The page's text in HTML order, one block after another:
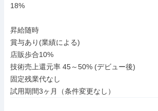
18%
昇給随時
賞与あり(業績による)
店販歩合10%
技術売上還元率 45～50% (デビュー後)
固定残業代なし
試用期間3ヶ月（条件変更なし）